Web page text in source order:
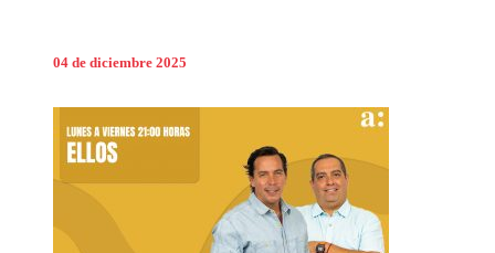
04 de diciembre 2025